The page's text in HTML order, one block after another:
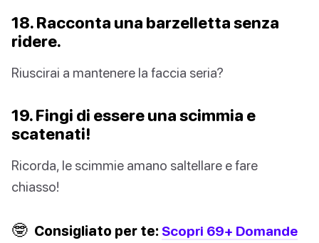
18. Racconta una barzelletta senza
ridere.
Riuscirai a mantenere la faccia seria?
19. Fingi di essere una scimmia e
scatenati!
Ricorda, le scimmie amano saltellare e fare
chiasso!
🤓 Consigliato per te: Scopri 69+ Domande